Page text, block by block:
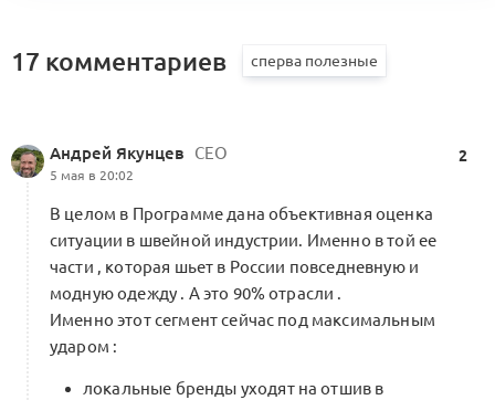
Роль моногородов в развитии
кооперационных цепочек
1 комментарий
Якутская программа «марки-фабрики-
ритейл-инвестор»: последовательность
действий для создания устойчивой
партнерской цепочки
17 комментариев
Андрей Якунцев СЕО
5 мая в 20:02
2
В целом в Программе дана объективная оценка
ситуации в швейной индустрии. Именно в той ее
части , которая шьет в России повседневную и
модную одежду . А это 90% отрасли .
Именно этот сегмент сейчас под максимальным
ударом :
локальные бренды уходят на отшив в